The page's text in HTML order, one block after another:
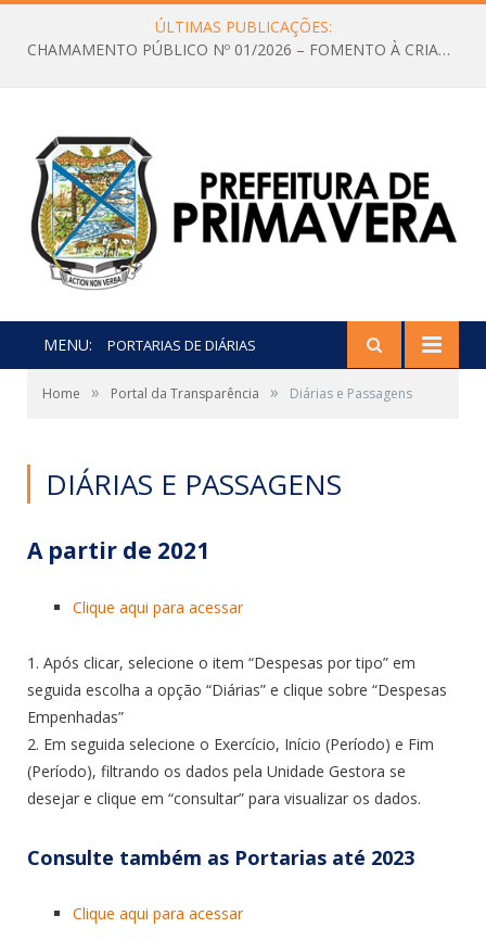
ÚLTIMAS PUBLICAÇÕES:
CHAMAMENTO PÚBLICO Nº 01/2026 – FOMENTO À CRIAÇÃO E A CIRCULAÇÃO DE PRODUÇÕES CULTURAIS – Aldir Blanc
MENU: PORTARIAS DE DIÁRIAS
Home » Portal da Transparência » Diárias e Passagens
DIÁRIAS E PASSAGENS
A partir de 2021
Clique aqui para acessar
1. Após clicar, selecione o item “Despesas por tipo” em
seguida escolha a opção “Diárias” e clique sobre “Despesas
Empenhadas”
2. Em seguida selecione o Exercício, Início (Período) e Fim
(Período), filtrando os dados pela Unidade Gestora se
desejar e clique em “consultar” para visualizar os dados.
Consulte também as Portarias até 2023
Clique aqui para acessar